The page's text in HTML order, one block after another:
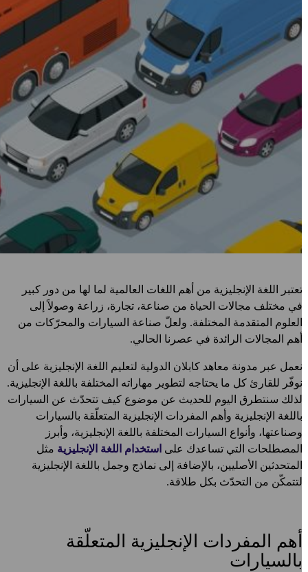
تعتبر اللغة الإنجليزية من أهم اللغات العالمية لما لها من دور كبير
في مختلف مجالات الحياة من صناعة، تجارة، زراعة وصولاً إلى
العلوم المتقدمة المختلفة. ولعلّ صناعة السيارات والمحرّكات من
أهم المجالات الرائدة في عصرنا الحالي.
نعمل عبر مدونة معاهد كابلان الدولية لتعليم اللغة الإنجليزية على أن
نوفّر للقارئ كل ما يحتاجه لتطوير مهاراته المختلفة باللغة الإنجليزية.
لذلك سنتطرق اليوم للحديث عن موضوع كيف تتحدّث عن السيارات
باللغة الإنجليزية وأهم المفردات الإنجليزية المتعلّقة بالسيارات
وصناعتها، وأنواع السيارات المختلفة باللغة الإنجليزية، وأبرز
المصطلحات التي تساعدك على استخدام اللغة الإنجليزيةمثل
المتحدثين الأصليين، بالإضافة إلى نماذج وجمل باللغة الإنجليزية
لتتمكّن من التحدّث بكل طلاقة.
أهم المفردات الإنجليزية المتعلّقة
بالسيارات